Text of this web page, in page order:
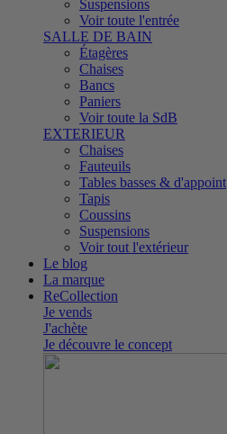
Suspensions
Voir toute l'entrée
SALLE DE BAIN
Étagères
Chaises
Bancs
Paniers
Voir toute la SdB
EXTERIEUR
Chaises
Fauteuils
Tables basses & d'appoint
Tapis
Coussins
Suspensions
Voir tout l'extérieur
Le blog
La marque
ReCollection
Je vends
J'achète
Je découvre le concept